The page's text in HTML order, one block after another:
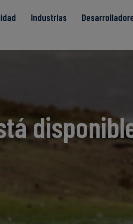
Industrias
Read more
Read more
Read more
Read more
Read more